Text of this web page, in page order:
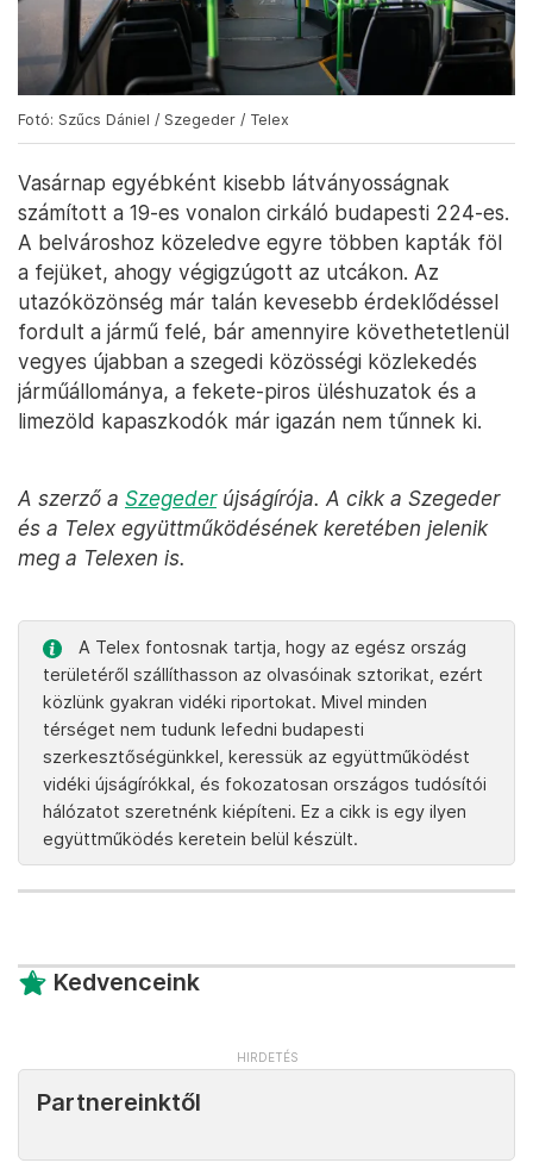
Fotó: Szűcs Dániel / Szegeder / Telex
Vasárnap egyébként kisebb látványosságnak
számított a 19-es vonalon cirkáló budapesti 224-es.
A belvároshoz közeledve egyre többen kapták föl
a fejüket, ahogy végigzúgott az utcákon. Az
utazóközönség már talán kevesebb érdeklődéssel
fordult a jármű felé, bár amennyire követhetetlenül
vegyes újabban a szegedi közösségi közlekedés
járműállománya, a fekete-piros üléshuzatok és a
limezöld kapaszkodók már igazán nem tűnnek ki.
A szerző a Szegederújságírója. A cikk a Szegeder
és a Telex együttműködésének keretében jelenik
meg a Telexen is.
A Telex fontosnak tartja, hogy az egész ország
területéről szállíthasson az olvasóinak sztorikat, ezért
közlünk gyakran vidéki riportokat. Mivel minden
térséget nem tudunk lefedni budapesti
szerkesztőségünkkel, keressük az együttműködést
vidéki újságírókkal, és fokozatosan országos tudósítói
hálózatot szeretnénk kiépíteni. Ez a cikk is egy ilyen
együttműködés keretein belül készült.
Kedvenceink
Partnereinktől